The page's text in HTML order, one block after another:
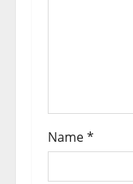
o
n
Name*